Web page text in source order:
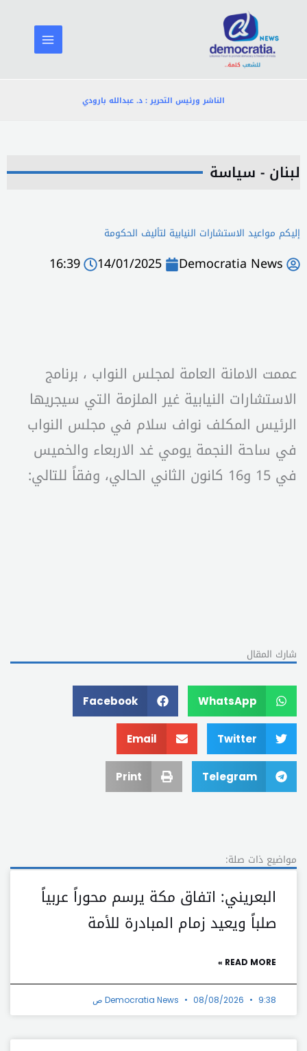
المحتوى
الناشر ورئيس التحرير : د. عبدالله بارودي
لبنان - سياسة
إليكم مواعيد الاستشارات النيابية لتأليف الحكومة
Democratia News
14/01/2025
16:39
عممت الامانة العامة لمجلس النواب ، برنامج
الاستشارات النيابية غير الملزمة التي سيجريها
الرئيس المكلف نواف سلام في مجلس النواب
في ساحة النجمة يومي غد الاربعاء والخميس
في 15 و16 كانون الثاني الحالي، وفقاً للتالي:
شارك المقال
WhatsApp
Facebook
Twitter
Email
Telegram
Print
مواضيع ذات صلة:
البعريني: اتفاق مكة يرسم محوراً عربياً
صلباً ويعيد زمام المبادرة للأمة
READ MORE »
Democratia News 08/08/2026 9:38 ص